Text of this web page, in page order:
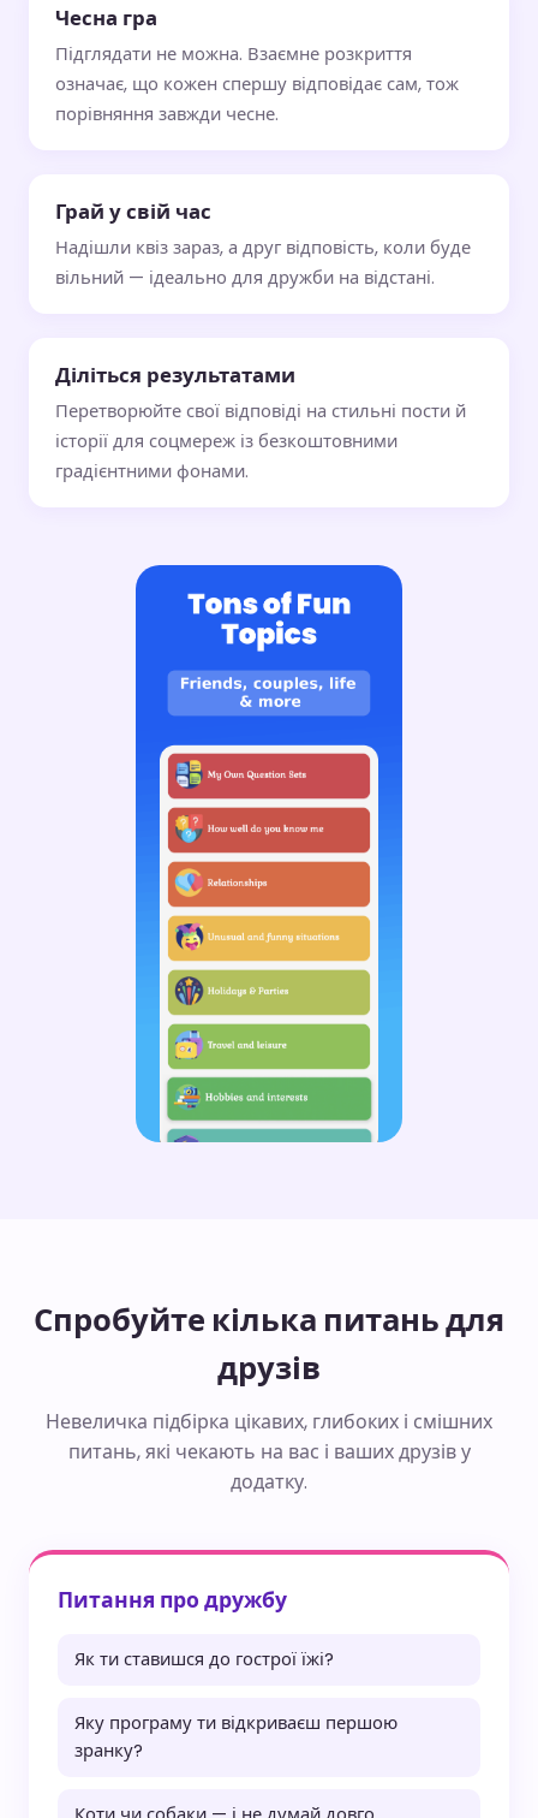
Чесна гра
Підглядати не можна. Взаємне розкриття
означає, що кожен спершу відповідає сам, тож
порівняння завжди чесне.
Грай у свій час
Надішли квіз зараз, а друг відповість, коли буде
вільний — ідеально для дружби на відстані.
Діліться результатами
Перетворюйте свої відповіді на стильні пости й
історії для соцмереж із безкоштовними
градієнтними фонами.
Спробуйте кілька питань для
друзів
Невеличка підбірка цікавих, глибоких і смішних
питань, які чекають на вас і ваших друзів у
додатку.
Питання про дружбу
Як ти ставишся до гострої їжі?
Яку програму ти відкриваєш першою
зранку?